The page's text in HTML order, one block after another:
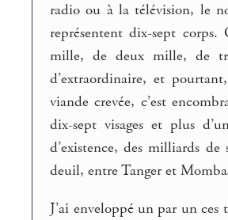
radio ou à la télévision, le
représentent dix-sept
mille, de deux mille, de
d’extraordinaire, et
viande crevée, c’est
dix-sept visages et plus
d’existence, des milliards
deuil, entre Tanger et
J’ai enveloppé un par un